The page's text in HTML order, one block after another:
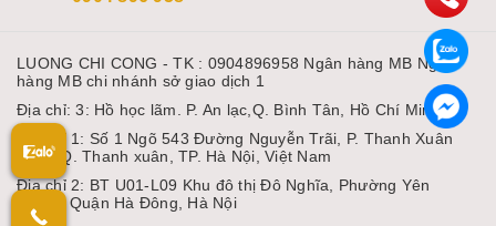
LUONG CHI CONG - TK : 0904896958 Ngân hàng MB Ngân
hàng MB chi nhánh sở giao dịch 1
Địa chỉ: 3: Hồ học lãm. P. An lạc,Q. Bình Tân, Hồ Chí Minh
Địa chỉ 1: Số 1 Ngõ 543 Đường Nguyễn Trãi, P. Thanh Xuân
Nam, Q. Thanh xuân, TP. Hà Nội, Việt Nam
Địa chỉ 2: BT U01-L09 Khu đô thị Đô Nghĩa, Phường Yên
Nghĩa, Quận Hà Đông, Hà Nội